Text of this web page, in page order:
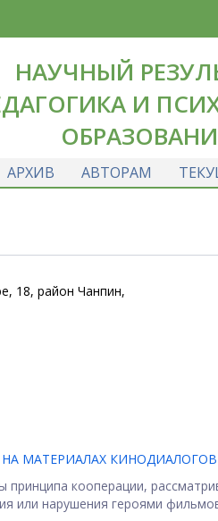
НАУЧНЫЙ
И
АРХИВ АВТОРАМ
18, район Чанпин,
МАТЕРИАЛАХ
принципа кооперации,
или нарушения героями